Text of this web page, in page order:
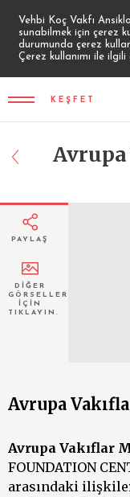
Vehbi Koç Vakfı
sunabilmek için çerez
durumunda çerez
Çerez kullanımı ile
KEŞFET
PAYLAŞ
DİĞER
GÖRSELLER
İÇİN
TIKLAYIN.
Avrupa
Avrupa Vakıflar
FOUNDATION
arasındaki